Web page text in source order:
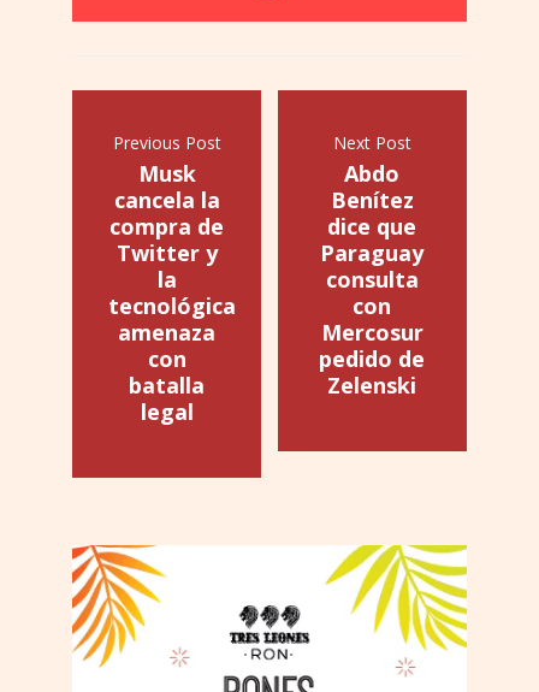
Previous Post
Musk
cancela la
compra de
Twitter y
la
tecnológica
amenaza
con
batalla
legal
Next Post
Abdo
Benítez
dice que
Paraguay
consulta
con
Mercosur
pedido de
Zelenski